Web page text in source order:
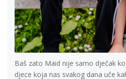
Baš zato Maid nije samo dječak
djece koja nas svakog dana uče